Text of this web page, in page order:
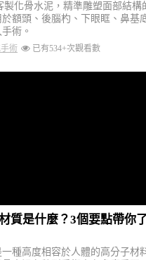
製化骨水泥，精準雕塑面部結構
額頭、後腦杓、下眼眶、鼻基
術。
術 已有534+次觀看數
質是什麼？3個要點帶你
一種高度相容於人體的高分子材